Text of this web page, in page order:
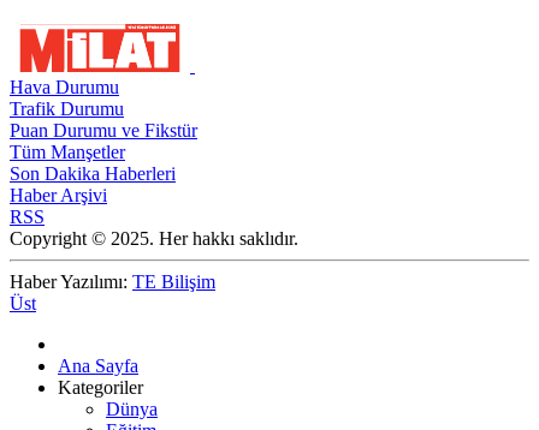
Hava Durumu
Trafik Durumu
Puan Durumu ve Fikstür
Tüm Manşetler
Son Dakika Haberleri
Haber Arşivi
RSS
Copyright © 2025. Her hakkı saklıdır.
Haber Yazılımı: TE Bilişim
Üst
Ana Sayfa
Kategoriler
Dünya